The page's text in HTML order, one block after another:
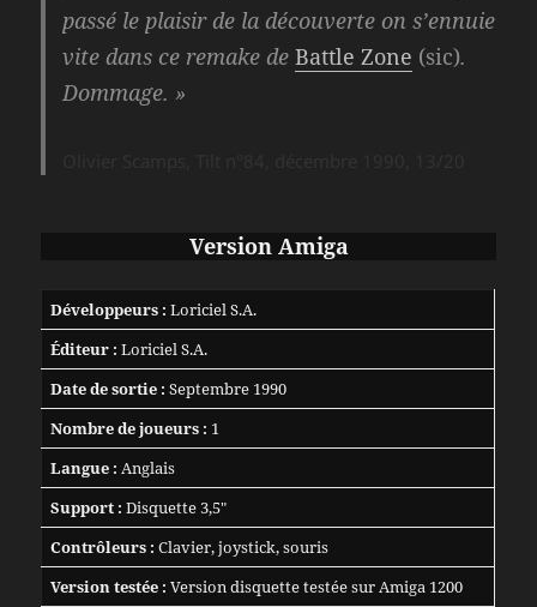
passé le plaisir de la découverte on s’ennuie
vite dans ce remake deBattle Zone (sic).
Dommage. »
Version Amiga
Développeurs : Loriciel S.A.
Éditeur : Loriciel S.A.
Date de sortie : Septembre 1990
Nombre de joueurs : 1
Langue : Anglais
Support : Disquette 3,5″
Contrôleurs : Clavier, joystick, souris
Version testée : Version disquette testée sur Amiga 1200